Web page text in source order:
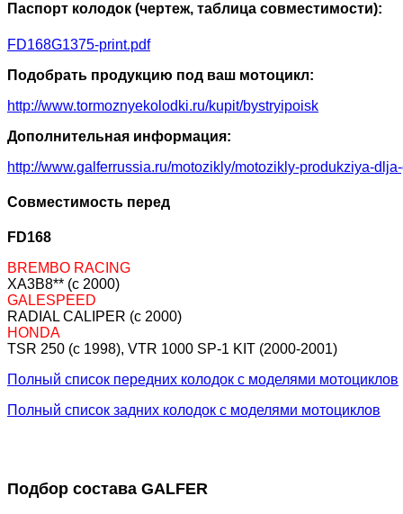
Паспорт колодок (чертеж, таблица совместимости):
FD168G1375-print.pdf
Подобрать продукцию под ваш мотоцикл:
http://www.tormoznyekolodki.ru/kupit/bystryipoisk
Дополнительная информация:
http://www.galferrussia.ru/motozikly/motozikly-produkziya-
Совместимость перед
FD168
BREMBO RACING
XA3B8** (c 2000)
GALESPEED
RADIAL CALIPER (c 2000)
HONDA
TSR 250 (c 1998), VTR 1000 SP-1 KIT (2000-2001)
Полный список передних колодок с моделями мотоциклов
Полный список задних колодок с моделями мотоциклов
Подбор состава GALFER